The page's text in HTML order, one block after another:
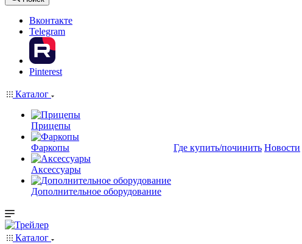
Вконтакте
Telegram
Pinterest
Каталог
Прицепы
Фаркопы
Аксессуары
Дополнительное оборудование
Где купить/починить Новости
Каталог